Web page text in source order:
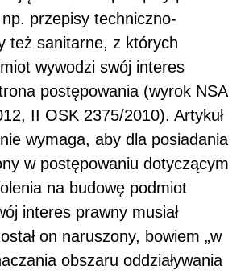
przepisy techniczno-
też sanitarne, z których
wywodzi swój interes
postępowania (wyrok NSA
II OSK 2375/2010). Artykuł
wymaga, aby dla posiadania
w postępowaniu dotyczącym
na budowę podmiot
interes prawny musiał
on naruszony, bowiem „w
obszaru oddziaływania